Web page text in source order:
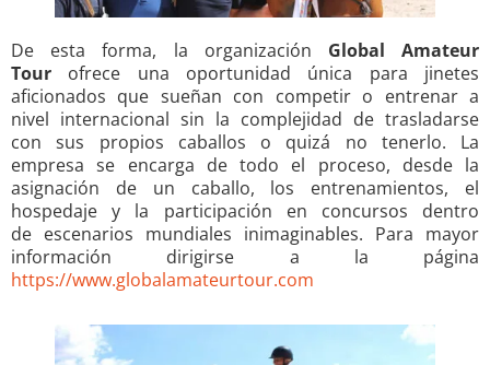
De esta forma, la organización Global Amateur
Tour ofrece una oportunidad única para jinetes
aficionados que sueñan con competir o entrenar a
nivel internacional sin la complejidad de trasladarse
con sus propios caballos o quizá no tenerlo. La
empresa se encarga de todo el proceso, desde la
asignación de un caballo, los entrenamientos, el
hospedaje y la participación en concursos dentro
de escenarios mundiales inimaginables. Para mayor
información dirigirse a la página
https://www.globalamateurtour.com